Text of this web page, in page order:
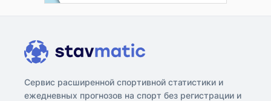
Сервис расширенной спортивной статистики и
ежедневных прогнозов на спорт без регистрации и